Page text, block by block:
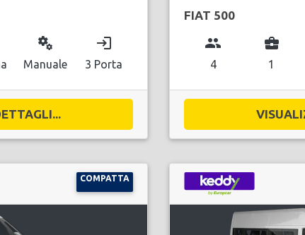
miscellaneous_services
Manuale
login
3 Porta
FIAT 500
group
4
business_center
1
COMPATTA